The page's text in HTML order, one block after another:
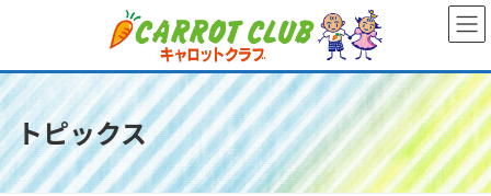
ン
ツ
へ
ス
キ
ッ
ー
シ
ョ
ン
に
移
トピックス